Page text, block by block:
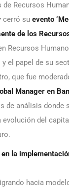
Recursos
cerró su evento
de los
Recursos
el papel de su
que fue
Manager en
de análisis donde
del
la
hacia